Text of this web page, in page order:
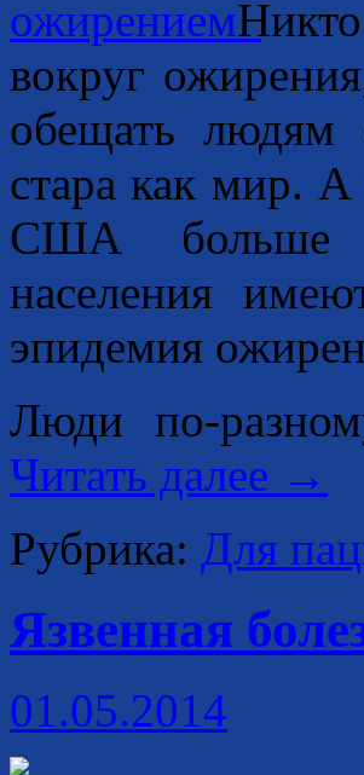
вокруг
обещать людям
стара как мир. А
США больше
населения
эпидемия
Люди по-
Читать далее →
Рубрика: Для
Язвенная
01.05.2014